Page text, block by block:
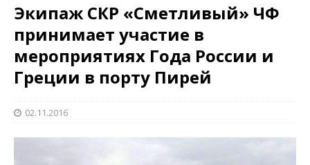
Экипаж СКР «Сметливый» ЧФ
принимает участие в
мероприятиях Года России и
Греции в порту Пирей
02.11.2016